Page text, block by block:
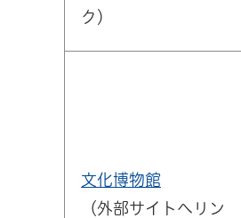
ク）
文化博物館
（外部サイトへリン